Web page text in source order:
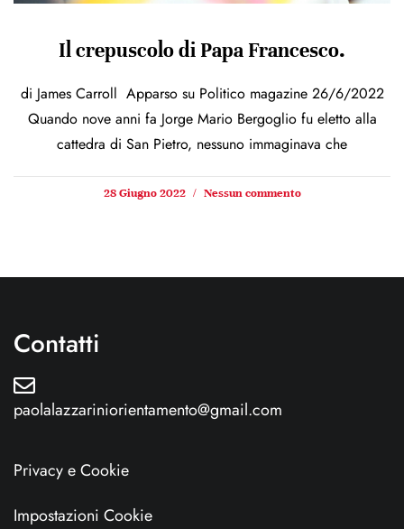
Il crepuscolo di Papa Francesco.
di James Carroll Apparso su Politico magazine 26/6/2022
Quando nove anni fa Jorge Mario Bergoglio fu eletto alla
cattedra di San Pietro, nessuno immaginava che
28 Giugno 2022 Nessun commento
Contatti
paolalazzariniorientamento@gmail.com
Privacy e Cookie
Impostazioni Cookie